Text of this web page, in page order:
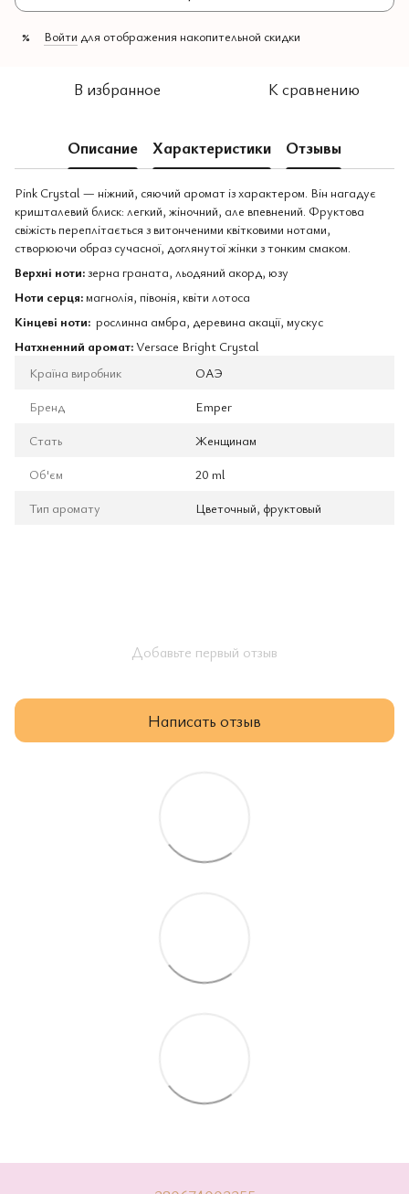
% Войти для отображения накопительной скидки
В избранное К сравнению
Описание Характеристики Отзывы
Pink Crystal — ніжний, сяючий аромат із характером. Він нагадує
кришталевий блиск: легкий, жіночний, але впевнений. Фруктова
свіжість переплітається з витонченими квітковими нотами,
створюючи образ сучасної, доглянутої жінки з тонким смаком.
Верхні ноти:зерна граната, льодяний акорд, юзу
Ноти серця: магнолія, півонія, квіти лотоса
Кінцеві ноти: рослинна амбра, деревина акації, мускус
Натхненний аромат:Versace Bright Crystal
Країна виробник
ОАЭ
Бренд
Emper
Стать
Женщинам
Об'єм
20 ml
Тип аромату
Цветочный, фруктовый
Добавьте первый отзыв
Написать отзыв